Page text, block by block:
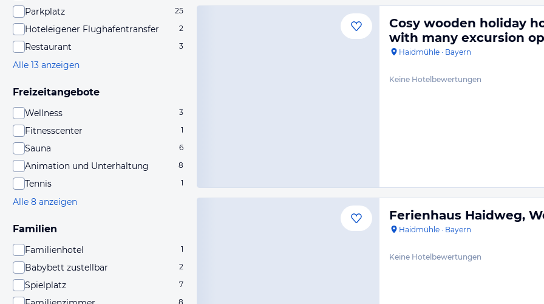
Parkplatz 25
Hoteleigener Flughafentransfer 2
Restaurant 3
Alle 13 anzeigen
Freizeitangebote
Wellness 3
Fitnesscenter 1
Sauna 6
Animation und Unterhaltung 8
Tennis 1
Alle 8 anzeigen
Familien
Familienhotel 1
Babybett zustellbar 2
Spielplatz 7
8
Cosy wooden holiday
with many excursion
Haidmühle · Bayern
Keine Hotelbewertungen
Ferienhaus Haidweg,
Haidmühle · Bayern
Keine Hotelbewertungen